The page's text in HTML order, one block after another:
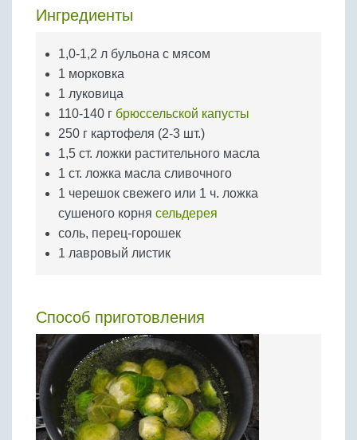
Крупы
Ингредиенты
1,0-1,2 л бульона с мясом
1 морковка
1 луковица
110-140 г брюссельской капусты
250 г картофеля (2-3 шт.)
1,5 ст. ложки растительного масла
1 ст. ложка масла сливочного
1 черешок свежего или 1 ч. ложка
сушеного корня сельдерея
соль, перец-горошек
1 лавровый листик
Способ приготовления